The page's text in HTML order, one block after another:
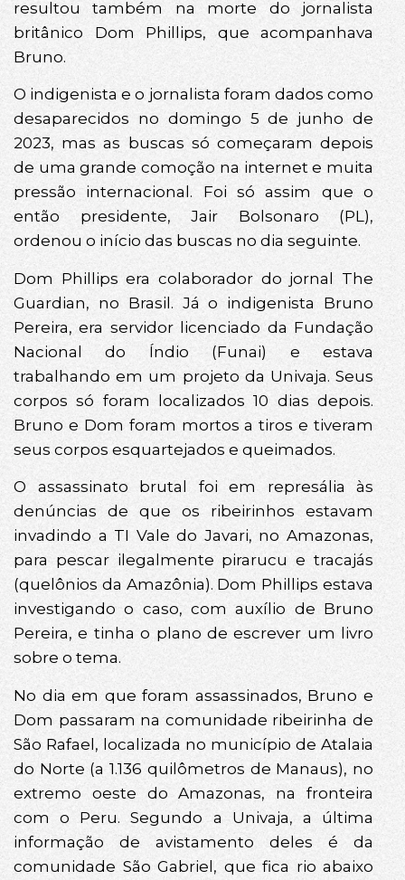
resultou também na morte do jornalista
britânico Dom Phillips, que acompanhava
Bruno.
O indigenista e o jornalista foram dados como
desaparecidos no domingo 5 de junho de
2023, mas as buscas só começaram depois
de uma grande comoção na internet e muita
pressão internacional. Foi só assim que o
então presidente, Jair Bolsonaro (PL),
ordenou o início das buscas no dia seguinte.
Dom Phillips era colaborador do jornal The
Guardian, no Brasil. Já o indigenista Bruno
Pereira, era servidor licenciado da Fundação
Nacional do Índio (Funai) e estava
trabalhando em um projeto da Univaja. Seus
corpos só foram localizados 10 dias depois.
Bruno e Dom foram mortos a tiros e tiveram
seus corpos esquartejados e queimados.
O assassinato brutal foi em represália às
denúncias de que os ribeirinhos estavam
invadindo a TI Vale do Javari, no Amazonas,
para pescar ilegalmente pirarucu e tracajás
(quelônios da Amazônia). Dom Phillips estava
investigando o caso, com auxílio de Bruno
Pereira, e tinha o plano de escrever um livro
sobre o tema.
No dia em que foram assassinados, Bruno e
Dom passaram na comunidade ribeirinha de
São Rafael, localizada no município de Atalaia
do Norte (a 1.136 quilômetros de Manaus), no
extremo oeste do Amazonas, na fronteira
com o Peru. Segundo a Univaja, a última
informação de avistamento deles é da
comunidade São Gabriel, que fica rio abaixo